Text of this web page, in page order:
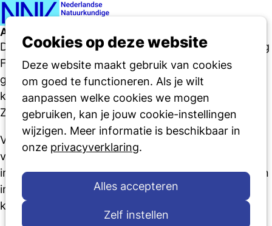
Cookies op deze website
Deze website maakt gebruik van cookies
om goed te functioneren. Als je wilt
aanpassen welke cookies we mogen
gebruiken, kan je jouw cookie-instellingen
wijzigen. Meer informatie is beschikbaar in
onze privacyverklaring.
Alles accepteren
Zelf instellen
Aanmelden als vrijwilliger
De leeuw is de koning van de natuur, lid van 'The Big
Five'. Deze koning leeft in veel gebieden in
gevangenschap van de mens. Help ons mee om de
koning van de natuur te behouden en wordt lid van
Zoo Lion Foundation.
Verbeter samen met ons de leefomstandigheden
van leeuwen in gevangenschap. Samen met jou
investeren we in fokprogramma's, krachtvoeding en
in buitenverblijven. Voor slechts 5 euro per maand
kun jij ons hierin helpen.